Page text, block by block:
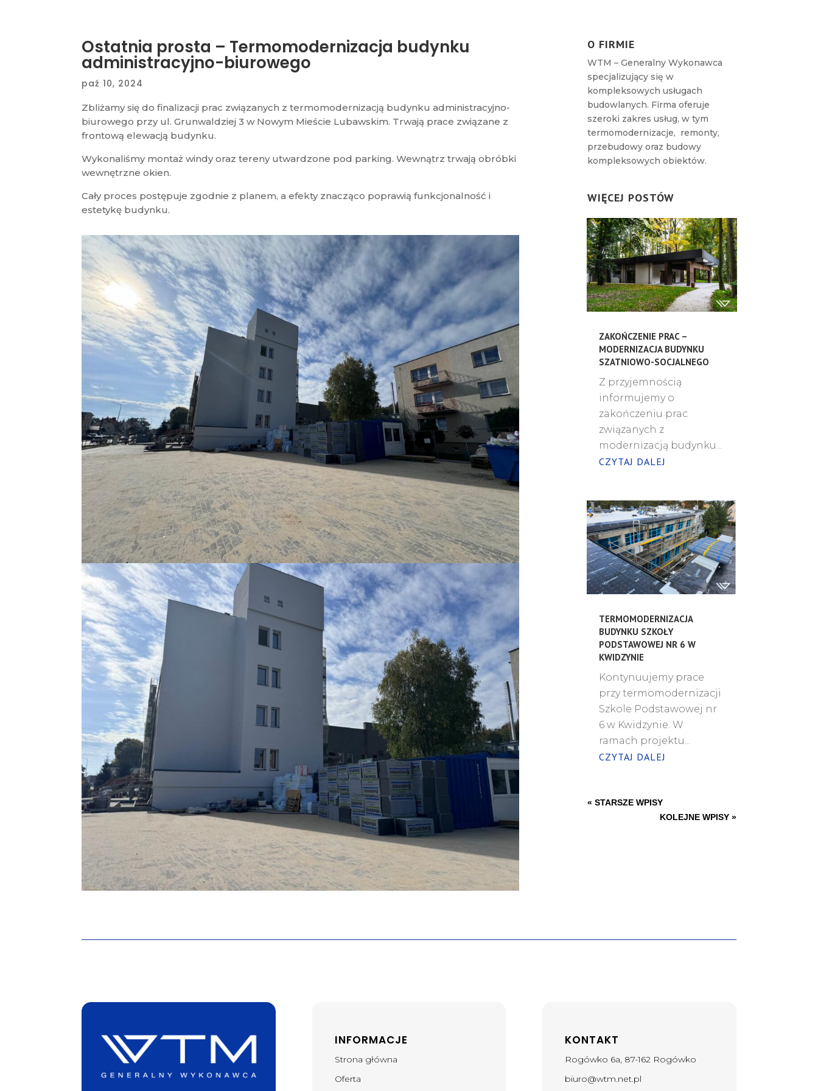
Ostatnia prosta – Termomodernizacja budynku
administracyjno-biurowego
paź 10, 2024
Zbliżamy się do finalizacji prac związanych z termomodernizacją budynku administracyjno-
biurowego przy ul. Grunwaldziej 3 w Nowym Mieście Lubawskim. Trwają prace związane z
frontową elewacją budynku.
Wykonaliśmy montaż windy oraz tereny utwardzone pod parking. Wewnątrz trwają obróbki
wewnętrzne okien.
Cały proces postępuje zgodnie z planem, a efekty znacząco poprawią funkcjonalność i
estetykę budynku.
O FIRMIE
WTM – Generalny Wykonawca
specjalizujący się w
kompleksowych usługach
budowlanych. Firma oferuje
szeroki zakres usług, w tym
termomodernizacje, remonty,
przebudowy oraz budowy
kompleksowych obiektów.
WIĘCEJ POSTÓW
ZAKOŃCZENIE PRAC –
MODERNIZACJA BUDYNKU
SZATNIOWO-SOCJALNEGO
Z przyjemnością
informujemy o
zakończeniu prac
związanych z
modernizacją budynku...
CZYTAJ DALEJ
TERMOMODERNIZACJA
BUDYNKU SZKOŁY
PODSTAWOWEJ NR 6 W
KWIDZYNIE
Kontynuujemy prace
przy termomodernizacji
Szkole Podstawowej nr
6 w Kwidzynie. W
ramach projektu...
CZYTAJ DALEJ
« STARSZE WPISY
KOLEJNE WPISY »
INFORMACJE
Strona główna
Oferta
KONTAKT
Rogówko 6a, 87-162 Rogówko
biuro@wtm.net.pl